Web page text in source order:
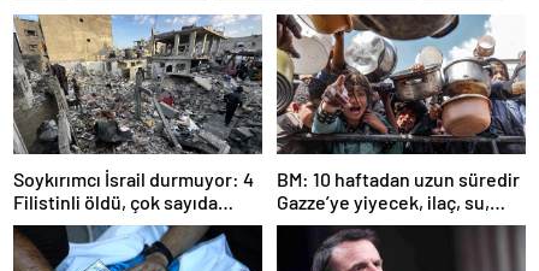
Soykırımcı İsrail durmuyor: 4
Filistinli öldü, çok sayıda
yaralı var
BM: 10 haftadan uzun süredir
Gazze’ye yiyecek, ilaç, su,
çadır girmedi